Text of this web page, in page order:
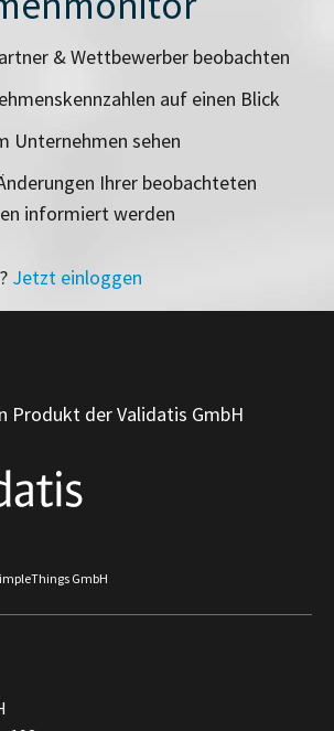
& Wettbewerber beobachten
auf einen Blick
Unternehmen sehen
Ihrer beobachteten
informiert werden
Jetzt einloggen
Produkt der Validatis GmbH
GmbH